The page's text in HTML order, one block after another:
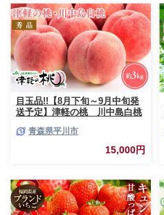
目玉品!!【8月下旬～9月中旬発
送予定】津軽の桃 川中島白桃
青森県平川市
15,000円